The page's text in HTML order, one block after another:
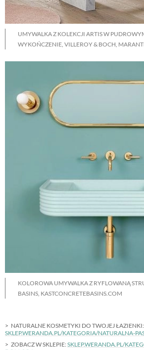
UMYWALKA Z KOLEKCJI ARTIS W
WYKOŃCZENIE, VILLEROY & BOCH,
KOLOROWA UMYWALKA Z RYFLOWANĄ
BASINS, KASTCONCRETEBASINS.COM
NATURALNE KOSMETYKI DO TWOJEJ ŁAZIENKI:
SKLEP.WERANDA.PL/KATEGORIA/NATURALNA-
ZOBACZ W SKLEPIE:SKLEP.WERANDA.PL/